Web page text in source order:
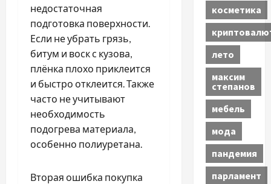
недостаточная
подготовка поверхности.
Если не убрать грязь,
битум и воск с кузова,
плёнка плохо приклеится
и быстро отклеится. Также
часто не учитывают
необходимость
подогрева материала,
особенно полиуретана.
Вторая ошибка покупка
косметика
лето
максим
степанов
мебель
мода
пандемия
парламент